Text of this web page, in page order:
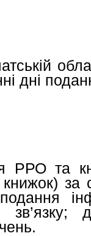
дні
РРО та
книжок)